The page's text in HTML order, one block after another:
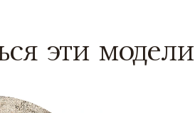
эти модели